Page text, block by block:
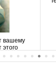
вашему